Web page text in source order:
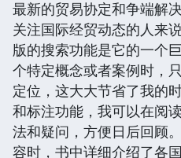
最新的贸易协定和争端解
关注国际经贸动态的人来
版的搜索功能是它的一个
个特定概念或者案例时，
定位，这大大节省了我的
和标注功能，我可以在阅
法和疑问，方便日后回顾
容时，书中详细介绍了各